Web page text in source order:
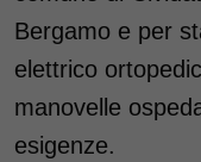
Bergamo e per
elettrico
manovelle
esigenze.